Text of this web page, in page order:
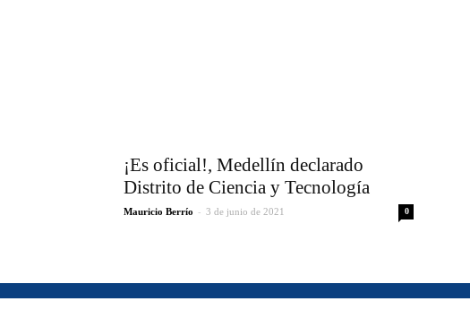
¡Es oficial!, Medellín declarado
Distrito de Ciencia y Tecnología
Mauricio Berrío - 3 de junio de 2021 0